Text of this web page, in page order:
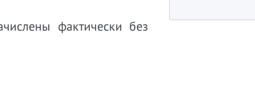
фактически без